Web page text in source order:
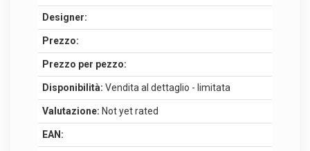
Designer:
Prezzo:
Prezzo per pezzo:
Disponibilità: Vendita al dettaglio - limitata
Valutazione: Not yet rated
EAN: